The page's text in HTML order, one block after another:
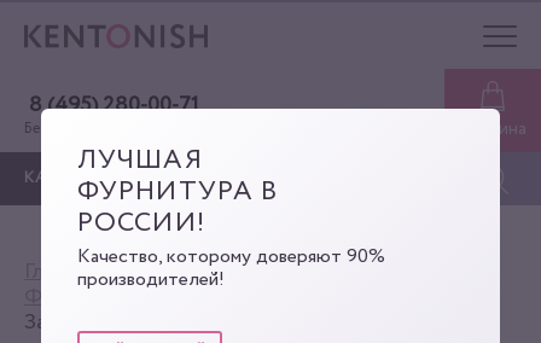
8 (495) 280-00-71
Бесплатная консультация Корзина
КАТАЛОГ
Главная
Каталог
Замок-задвижка
ЛУЧШАЯ
ФУРНИТУРА В
РОССИИ!
Качество, которому доверяют 90%
производителей!